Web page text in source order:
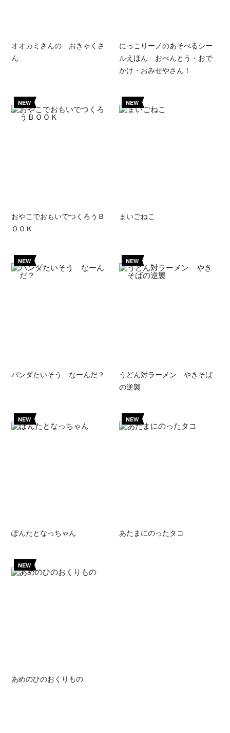
オオカミさんの おきゃくさ
ん
にっこりーノのあそべるシー
ルえほん おべんとう・おで
かけ・おみせやさん！
NEW
おやこでおもいでつくろうＢ
ＯＯＫ
NEW
まいごねこ
NEW
パンダたいそう なーんだ？
NEW
うどん対ラーメン やきそば
の逆襲
NEW
ぽんたとなっちゃん
NEW
あたまにのったタコ
NEW
あめのひのおくりもの